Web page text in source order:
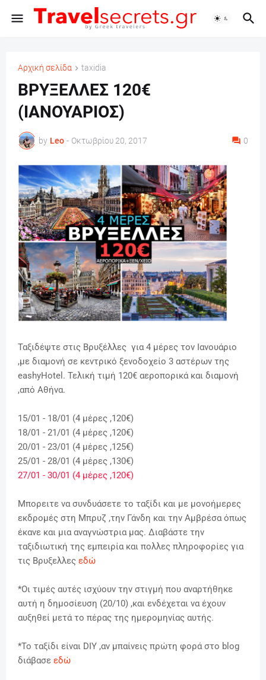
Αρχική σελίδα taxidia
ΒΡΥΞΕΛΛΕΣ 120€
(ΙΑΝΟΥΑΡΙΟΣ)
by Leo - Οκτωβρίου 20, 2017 0
Ταξιδέψτε στις Βρυξέλλες για 4 μέρες τον Ιανουάριο
,με διαμονή σε κεντρικό ξενοδοχείο 3 αστέρων της
eashyHotel. Τελική τιμή 120€ αεροπορικά και διαμονή
,από Αθήνα.
15/01 - 18/01 (4 μέρες ,120€)
18/01 - 21/01 (4 μέρες ,120€)
20/01 - 23/01 (4 μέρες ,125€)
25/01 - 28/01 (4 μέρες ,130€)
27/01 - 30/01 (4 μέρες ,120€)
Μπορειτε να συνδυάσετε το ταξίδι και με μονοήμερες
εκδρομές στη Μπρυζ ,την Γάνδη και την Αμβρέσα όπως
έκανε και μια αναγνώστρια μας. Διαβάστε την
ταξιδιωτική της εμπειρία και πολλες πληροφορίες για
τις Βρυξελλες εδώ
*Οι τιμές αυτές ισχύουν την στιγμή που αναρτήθηκε
αυτή η δημοσίευση (20/10) ,και ενδέχεται να έχουν
αυξηθεί μετά το πέρας της ημερομηνίας αυτής.
*Το ταξίδι είναι DIY ,αν μπαίνεις πρώτη φορά στο blog
διάβασε εδώ